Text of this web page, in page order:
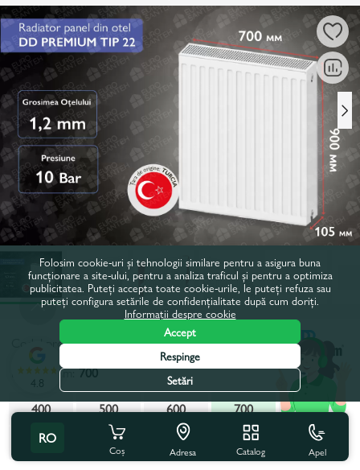
Codul produsului:50172
Latime, mm:700
400
500 600 700
800
900
1000 1100 1200
2000
RO
Coș Adresa Catalog Apel
4.8
Folosim cookie-uri și tehnologii similare pentru a asigura buna
funcționare a site-ului, pentru a analiza traficul și pentru a optimiza
publicitatea. Puteți accepta toate cookie-urile, le puteți refuza sau
puteți configura setările de confidențialitate după cum doriți.
Informații despre cookie
Accept
Respinge
Setări